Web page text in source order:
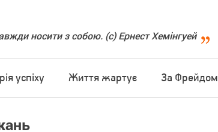
носити з собою. (с) Ернест Хемінгуей
успіху Життя жартує За Фрейдом